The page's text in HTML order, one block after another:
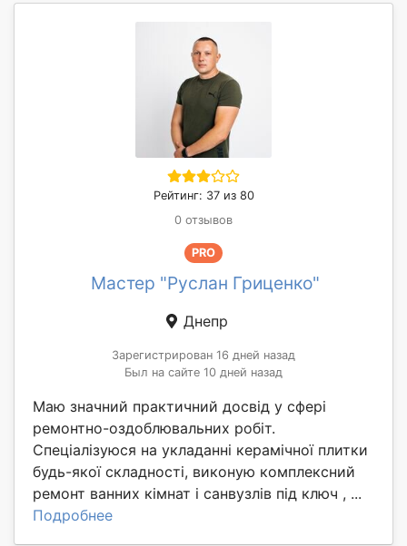
Рейтинг: 37 из 80
0 отзывов
PRO
Мастер "Руслан Гриценко"
Днепр
Зарегистрирован 16 дней назад
Был на сайте 10 дней назад
Маю значний практичний досвід у сфері
ремонтно-оздоблювальних робіт.
Спеціалізуюся на укладанні керамічної плитки
будь-якої складності, виконую комплексний
ремонт ванних кімнат і санвузлів під ключ , ...
Подробнее